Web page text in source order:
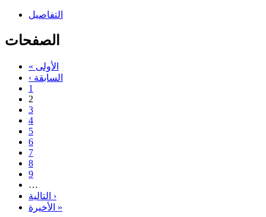
التفاصيل
الصفحات
« الأولى
‹ السابقة
1
2
3
4
5
6
7
8
9
…
التالية ›
الأخيرة »